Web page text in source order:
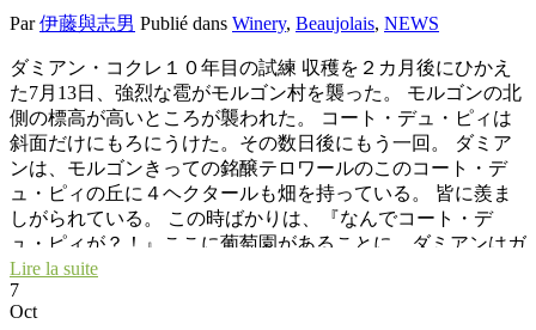
がハッキリしたスタイルになるだろう。 楽しみなミレジム
家族総出で収穫に来てくれた。 ２５名で約１週間ほど続
く。 ポーランド家族のリーダーが先陣で収穫指導をしなが
ら進めてくれるのでダミアンも安心。 雹の直後は全滅と思
っていたコート・デュ・ピィが50％ほどのマイナスで済みそ
うなので、 やや安心のダミアン。 あの絶望の時は、ここま
で回復できるとは思わなかった。 葡萄の生命力は凄いもの
だ。 独立して１０年目にして、また新しいことを学んだダ
ミアン。 ますます、これからが楽しみな醸造家だ。
Par伊藤與志男 Publié dans Winery, Beaujolais, NEWS
ダミアン・コクレ１０年目の試練 収穫を２カ月後にひかえ
た7月13日、強烈な雹がモルゴン村を襲った。 モルゴンの北
側の標高が高いところが襲われた。 コート・デュ・ピィは
斜面だけにもろにうけた。その数日後にもう一回。 ダミア
ンは、モルゴンきっての銘醸テロワールのこのコート・デ
ュ・ピィの丘に４ヘクタールも畑を持っている。 皆に羨ま
しがられている。 この時ばかりは、『なんでコート・デ
ュ・ピィが？！』ここに葡萄園があることに、ダミアンはガ
ッカリだった。 あのいつも元気印のダミアンが本当に落胆
した。 最高の状態で葡萄が育っていた畑を、雹の直後見た
時のショックは、『もうダメだ。今年は収穫をしない！』と
Lire la suite
7
Oct